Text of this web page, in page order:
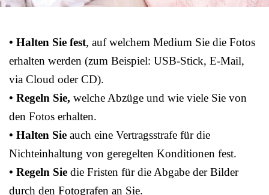
• Halten Sie fest, auf welchem Medium Sie die Fotos
erhalten werden (zum Beispiel: USB-Stick, E-Mail,
via Cloud oder CD).
• Regeln Sie, welche Abzüge und wie viele Sie von
den Fotos erhalten.
• Halten Sie auch eine Vertragsstrafe für die
Nichteinhaltung von geregelten Konditionen fest.
• Regeln Sie die Fristen für die Abgabe der Bilder
durch den Fotografen an Sie.